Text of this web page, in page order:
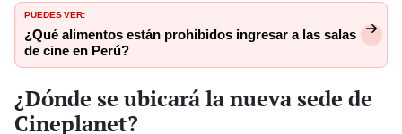
PUEDES VER:
¿Qué alimentos están prohibidos ingresar a las salas
de cine en Perú?
¿Dónde se ubicará la nueva sede de
Cineplanet?